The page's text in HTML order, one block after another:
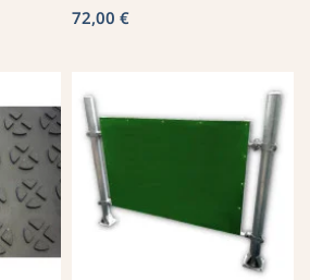
72,00 €